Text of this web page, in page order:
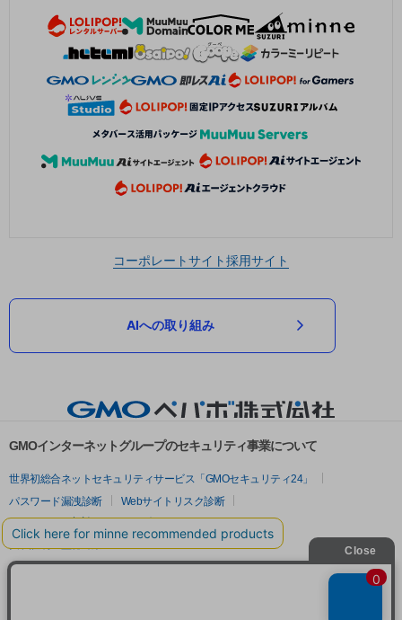
コーポレートサイト採用サイト
AIへの取り組み
GMOインターネットグループのセキュリティ事業について
世界初総合ネットセキュリティサービス「GMOセキュリティ24」
パスワード漏洩診断
Webサイトリスク診断
セキュリティ相談AIチャットボット
実在証明・盗聴対策
サイバー攻撃対策（GMOサイバーセキュリティ byイエラエ）